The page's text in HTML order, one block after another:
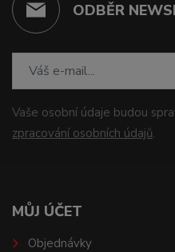
ODBĚR
Vaše osobní údaje budou
zpracování osobních údajů.
MŮJ ÚČET
Objednávky